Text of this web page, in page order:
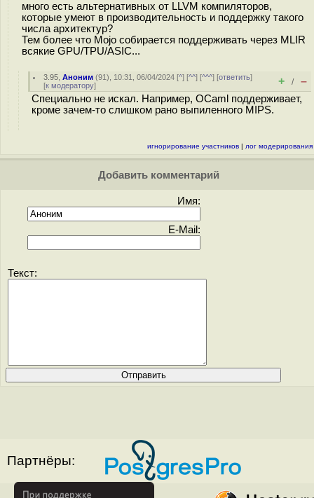
много есть альтернативных от LLVM компиляторов,
которые умеют в производительность и поддержку такого
числа архитектур?
Тем более что Mojo собирается поддерживать через MLIR
всякие GPU/TPU/ASIC...
3.95 ,Аноним (91), 10:31, 06/04/2024 [^] [^^] [^^^] [ответить]
[к модератору] + / –
Специально не искал. Например, OCaml поддерживает,
кроме зачем-то слишком рано выпиленного MIPS.
игнорирование участников | лог модерирования
Добавить комментарий
Имя:
E-Mail:
Текст:
Партнёры: